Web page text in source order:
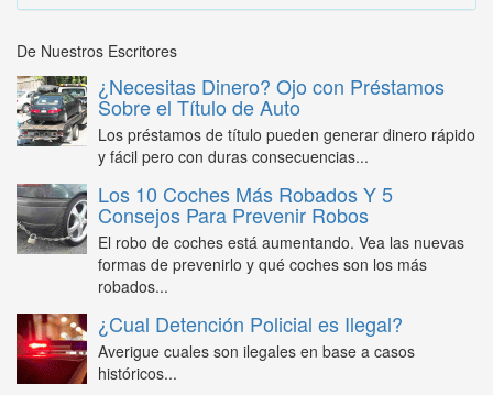
De Nuestros Escritores
¿Necesitas Dinero? Ojo con Préstamos
Sobre el Título de Auto
Los préstamos de título pueden generar dinero rápido
y fácil pero con duras consecuencias...
Los 10 Coches Más Robados Y 5
Consejos Para Prevenir Robos
El robo de coches está aumentando. Vea las nuevas
formas de prevenirlo y qué coches son los más
robados...
¿Cual Detención Policial es Ilegal?
Averigue cuales son ilegales en base a casos
históricos...